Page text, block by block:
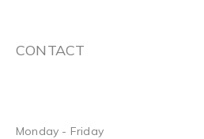
CONTACT
Monday - Friday